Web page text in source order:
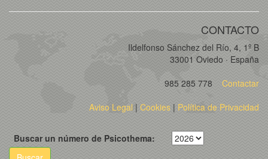
CONTACTO
Ildelfonso Sánchez del Río, 4, 1º B
33001 Oviedo · España
985 285 778
Contactar
Aviso Legal| Cookies | Política de Privacidad
Buscar un número de Psicothema: